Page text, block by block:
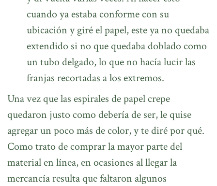
cuando ya estaba conforme con su
ubicación y giré el papel, este ya no quedaba
extendido si no que quedaba doblado como
un tubo delgado, lo que no hacía lucir las
franjas recortadas a los extremos.
Una vez que las espirales de papel crepe
quedaron justo como debería de ser, le quise
agregar un poco más de color, y te diré por qué.
Como trato de comprar la mayor parte del
material en línea, en ocasiones al llegar la
mercancía resulta que faltaron algunos